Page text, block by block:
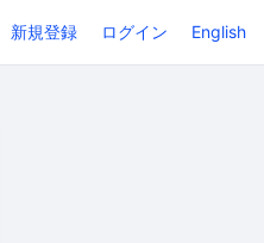
新規登録 ログイン English